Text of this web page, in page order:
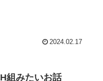
2024.02.17
組みたいお話